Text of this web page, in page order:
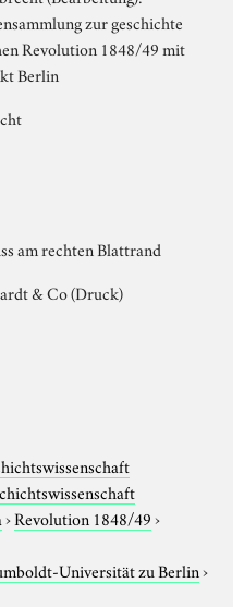
zur geschichte
Revolution 1848/49 mit
Berlin
am rechten Blattrand
& Co (Druck)
›Revolution 1848/49›
Universität zu Berlin›